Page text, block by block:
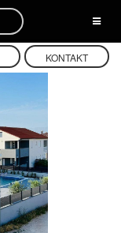
KONTAKT